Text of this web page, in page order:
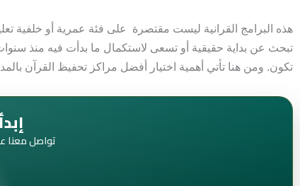
هذه البرامج القرانية ليست مقتصرة على فئة عمرية أو خلفية
تبحث عن بداية حقيقية أو تسعى لاستكمال ما بدأت فيه منذ
تكون. ومن هنا تأتي أهمية اختيار أفضل مراكز تحفيظ القرآن
تواصل معنا